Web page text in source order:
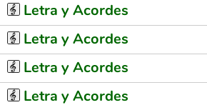
Letra y Acordes
Letra y Acordes
Letra y Acordes
Letra y Acordes